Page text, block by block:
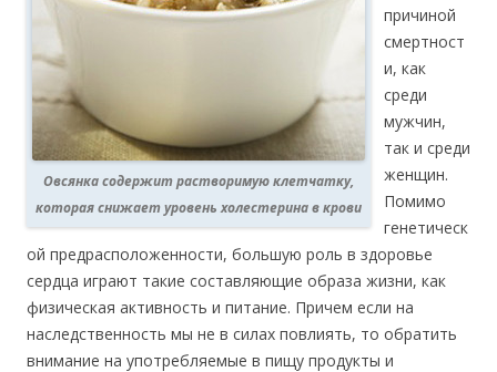
Овсянка содержит растворимую клетчатку,
которая снижает уровень холестерина в крови
причиной
смертност
и, как
среди
мужчин,
так и среди
женщин.
Помимо
генетическ
ой предрасположенности, большую роль в здоровье
сердца играют такие составляющие образа жизни, как
физическая активность и питание. Причем если на
наследственность мы не в силах повлиять, то обратить
внимание на употребляемые в пищу продукты и